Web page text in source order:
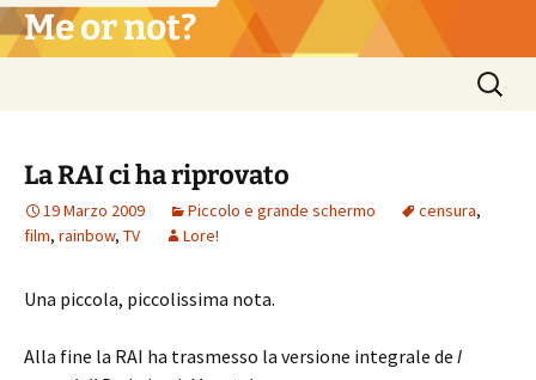
Vai
al Me or not?
Ricerca
per:
La RAI ci ha riprovato
19 Marzo 2009 Piccolo e grande schermo censura,
film, rainbow, TV Lore!
Una piccola, piccolissima nota.
Alla fine la RAI ha trasmesso la versione integrale de I